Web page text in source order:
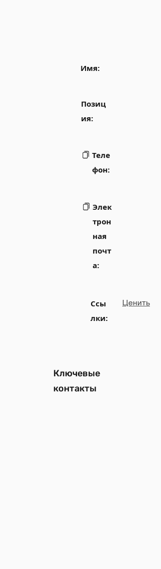
Имя:
Позиц
ия:
Теле
фон:
Элек
трон
ная
почт
а:
Ссы
лки:
Ценить
Ключевые
контакты